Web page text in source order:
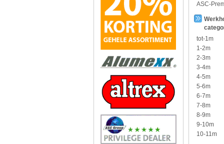
ASC-
tot-1m
1-2m
2-3m
3-4m
4-5m
5-6m
6-7m
7-8m
8-9m
9-10m
10-11m